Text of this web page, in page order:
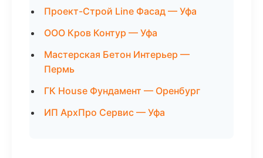
Проект-Строй Line Фасад — Уфа
ООО Кров Контур — Уфа
Мастерская Бетон Интерьер —
Пермь
ГК House Фундамент — Оренбург
ИП АрхПро Сервис — Уфа